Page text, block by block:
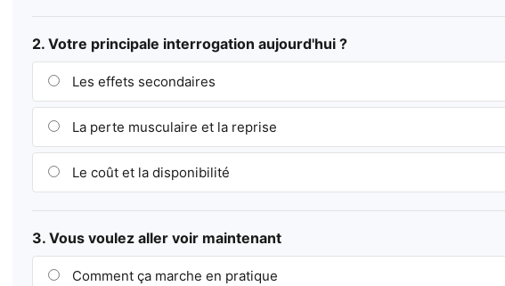
2. Votre principale interrogation aujourd'hui ?
Les effets secondaires
La perte musculaire et la reprise
Le coût et la disponibilité
3. Vous voulez aller voir maintenant
Comment ça marche en pratique